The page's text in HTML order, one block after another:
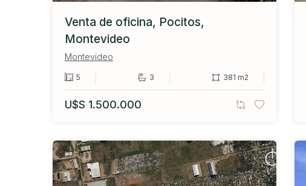
Venta de oficina, Pocitos,
Montevideo
Montevideo
5 3 381 m2
U$S 1.500.000